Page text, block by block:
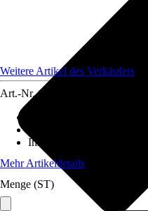
Weitere Artikel des Verkäufers
Art.-Nr. 12754508
Ziergräser,
Kübel- und
Inhalt
Mehr Artikeldetails
Menge (ST)